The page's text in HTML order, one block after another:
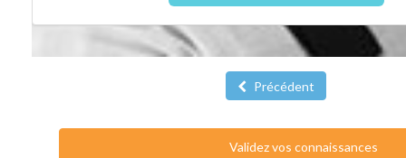
Précédent
Validez vos connaissances